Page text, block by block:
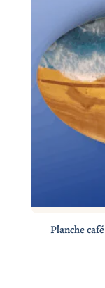
Planche